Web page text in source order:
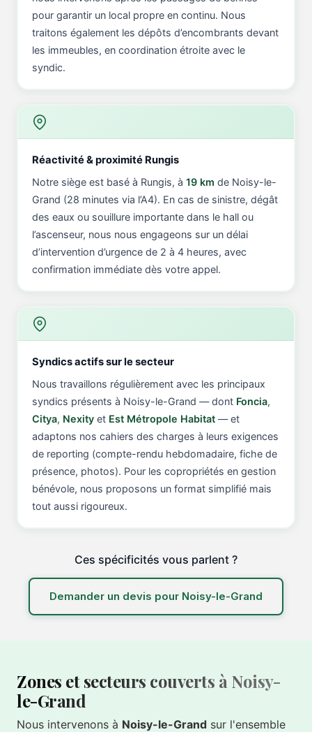
pour garantir un local propre en continu. Nous
traitons également les dépôts d’encombrants devant
les immeubles, en coordination étroite avec le
syndic.
Réactivité & proximité Rungis
Notre siège est basé à Rungis, à 19 km de Noisy-le-
Grand (28 minutes via l’A4). En cas de sinistre, dégât
des eaux ou souillure importante dans le hall ou
l’ascenseur, nous nous engageons sur un délai
d’intervention d’urgence de 2 à 4 heures, avec
confirmation immédiate dès votre appel.
Syndics actifs sur le secteur
Nous travaillons régulièrement avec les principaux
syndics présents à Noisy-le-Grand — dont Foncia,
Citya, Nexityet Est Métropole Habitat— et
adaptons nos cahiers des charges à leurs exigences
de reporting (compte-rendu hebdomadaire, fiche de
présence, photos). Pour les copropriétés en gestion
bénévole, nous proposons un format simplifié mais
tout aussi rigoureux.
Ces spécificités vous parlent ?
Demander un devis pour Noisy-le-Grand
Zones et secteurs couverts à Noisy-
le-Grand
Nous intervenons à Noisy-le-Grand sur l'ensemble